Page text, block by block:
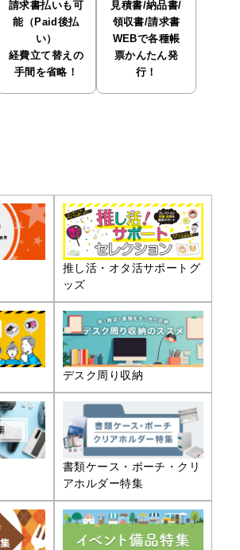
請求書払いも可
能（Paid後払
い）
経費立て替えの
手間を省略！
見積書/納品書/
領収書/請求書
WEBで各種帳
票かんたん発
行！
推し活・オタ活サポートグ
ッズ
デスク周り収納
書類ケース・ポーチ・クリ
アホルダー特集